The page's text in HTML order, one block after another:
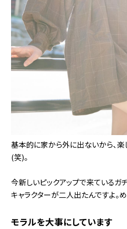
基本的に家から外に出ないから、楽
(笑)。
今新しいピックアップで来ているガ
キャラクターが二人出たんですよ。
モラルを大事にしています